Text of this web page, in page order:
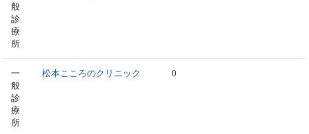
般
診
療
所
一
般
診
療
所
松本こころのクリニック 0